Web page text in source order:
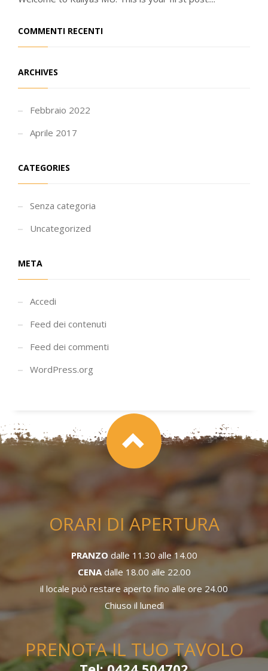
COMMENTI RECENTI
ARCHIVES
Febbraio 2022
Aprile 2017
CATEGORIES
Senza categoria
Uncategorized
META
Accedi
Feed dei contenuti
Feed dei commenti
WordPress.org
ORARI DI APERTURA
PRANZO dalle 11.30 alle 14.00
CENAdalle 18.00 alle 22.00
il locale può restare aperto fino alle ore 24.00
Chiuso il lunedì
PRENOTA IL TUO TAVOLO